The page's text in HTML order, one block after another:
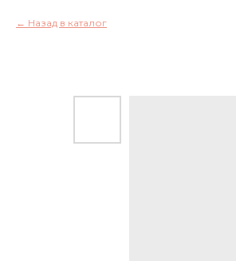
Назад в каталог